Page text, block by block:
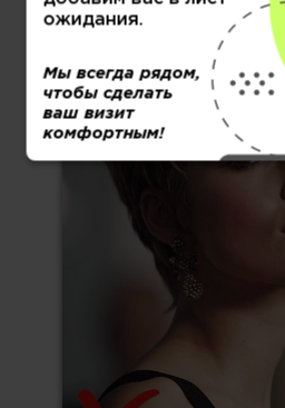
ожидания.
Мы всегда рядом,
чтобы сделать
ваш визит
комфортным!